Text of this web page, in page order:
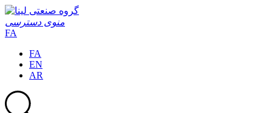
منوی دسترسی
FA
FA
EN
AR